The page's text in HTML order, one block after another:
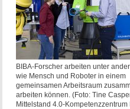
BIBA-Forscher arbeiten unter
wie Mensch und Roboter in einem
gemeinsamen Arbeitsraum
arbeiten können. (Foto: Tine
Mittelstand 4.0-Kompetenzzentrum